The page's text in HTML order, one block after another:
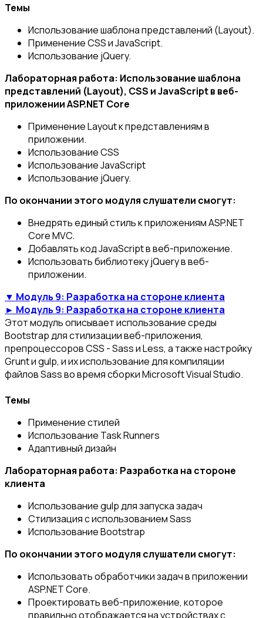
Темы
Использование шаблона представлений (Layout).
Применение CSS и JavaScript.
Использование jQuery.
Лабораторная работа: Использование шаблона
представлений (Layout), CSS и JavaScript в веб-
приложении ASP.NET Core
Применение Layout к представлениям в
приложении.
Использование CSS
Использование JavaScript
Использование jQuery.
По окончании этого модуля слушатели смогут:
Внедрять единый стиль к приложениям ASP.NET
Core MVC.
Добавлять код JavaScript в веб-приложение.
Использовать библиотеку jQuery в веб-
приложении.
▼ Модуль 9: Разработка на стороне клиента
► Модуль 9: Разработка на стороне клиента
Этот модуль описывает использование среды
Bootstrap для стилизации веб-приложения,
препроцессоров CSS - Sass и Less, а также настройку
Grunt и gulp, и их использование для компиляции
файлов Sass во время сборки Microsoft Visual Studio.
Темы
Применение стилей
Использование Task Runners
Адаптивный дизайн
Лабораторная работа: Разработка на стороне
клиента
Использование gulp для запуска задач
Стилизация с использованием Sass
Использование Bootstrap
По окончании этого модуля слушатели смогут:
Использовать обработчики задач в приложении
ASP.NET Core.
Проектировать веб-приложение, которое
правильно отображается на устройствах с